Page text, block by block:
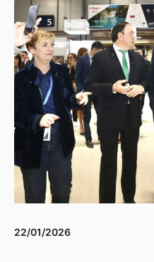
22/01/2026